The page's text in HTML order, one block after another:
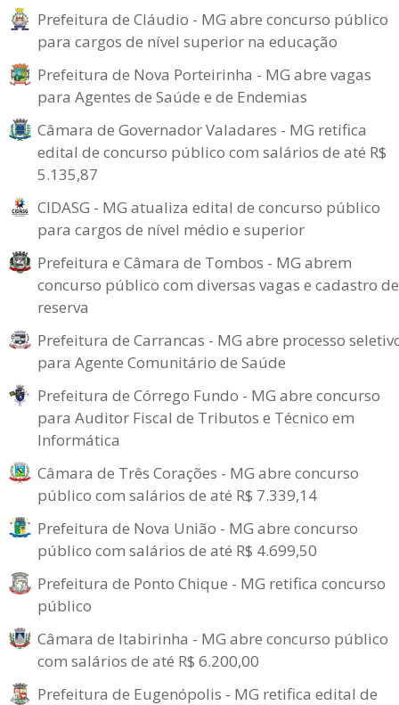
Prefeitura de Cláudio - MG abre concurso público
para cargos de nível superior na educação
Prefeitura de Nova Porteirinha - MG abre vagas
para Agentes de Saúde e de Endemias
Câmara de Governador Valadares - MG retifica
edital de concurso público com salários de até R$
5.135,87
CIDASG - MG atualiza edital de concurso público
para cargos de nível médio e superior
Prefeitura e Câmara de Tombos - MG abrem
concurso público com diversas vagas e cadastro de
reserva
Prefeitura de Carrancas - MG abre processo
para Agente Comunitário de Saúde
Prefeitura de Córrego Fundo - MG abre concurso
para Auditor Fiscal de Tributos e Técnico em
Informática
Câmara de Três Corações - MG abre concurso
público com salários de até R$ 7.339,14
Prefeitura de Nova União - MG abre concurso
público com salários de até R$ 4.699,50
Prefeitura de Ponto Chique - MG retifica concurso
público
Câmara de Itabirinha - MG abre concurso público
com salários de até R$ 6.200,00
Prefeitura de Eugenópolis - MG retifica edital de